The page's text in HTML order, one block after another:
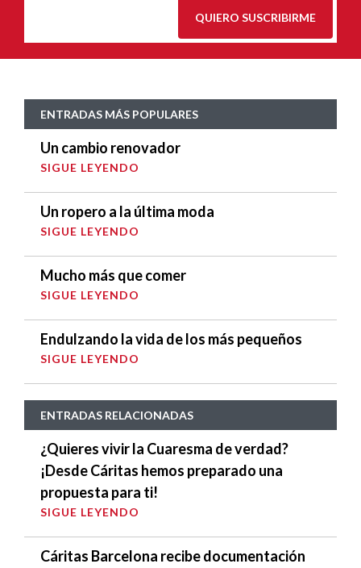
QUIERO SUSCRIBIRME
ENTRADAS MÁS POPULARES
Un cambio renovador
SIGUE LEYENDO
Un ropero a la última moda
SIGUE LEYENDO
Mucho más que comer
SIGUE LEYENDO
Endulzando la vida de los más pequeños
SIGUE LEYENDO
ENTRADAS RELACIONADAS
¿Quieres vivir la Cuaresma de verdad?
¡Desde Cáritas hemos preparado una
propuesta para ti!
SIGUE LEYENDO
Cáritas Barcelona recibe documentación